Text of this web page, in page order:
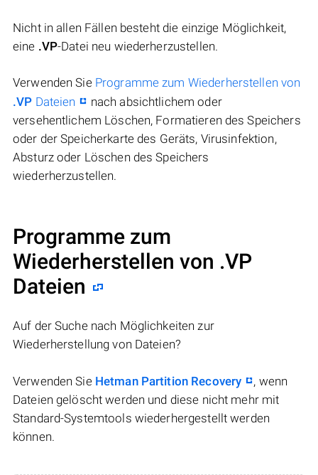
Nicht in allen Fällen besteht die einzige Möglichkeit,
eine .VP-Datei neu wiederherzustellen.
Verwenden Sie Programme zum Wiederherstellen von
.VP Dateien
nach absichtlichem oder
versehentlichem Löschen, Formatieren des Speichers
oder der Speicherkarte des Geräts, Virusinfektion,
Absturz oder Löschen des Speichers
wiederherzustellen.
Programme zum
Wiederherstellen von .VP
Dateien
Auf der Suche nach Möglichkeiten zur
Wiederherstellung von Dateien?
Verwenden Sie Hetman Partition Recovery
, wenn
Dateien gelöscht werden und diese nicht mehr mit
Standard-Systemtools wiederhergestellt werden
können.